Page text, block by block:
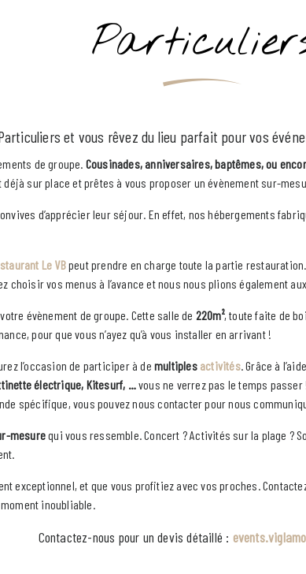
et vous rêvez du lieu parfait pour vos
de groupe. Cousinades, anniversaires, baptêmes, ou
déjà sur place et prêtes à vous proposer un évènement sur-
d’apprécier leur séjour. En effet, nos hébergements
Le VBpeut prendre en charge toute la partie
choisir vos menus à l’avance et nous nous plions également
évènement de groupe. Cette salle de 220m², toute faite de
pour que vous n’ayez qu’à vous installer en arrivant !
l’occasion de participer à de multiples activités. Grâce à
électrique, Kitesurf, …vous ne verrez pas le temps
spécifique, vous pouvez nous contacter pour nous
mesurequi vous ressemble. Concert ? Activités sur la plage ?
exceptionnel, et que vous profitiez avec vos proches.
inoubliable.
Contactez-nous pour un devis détaillé :